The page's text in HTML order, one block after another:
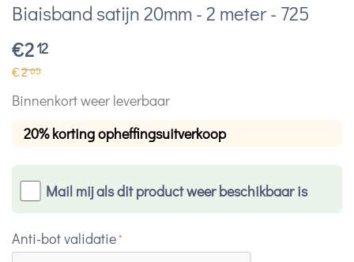
Biaisband satijn 20mm - 2 meter - 725
€212
€265
Binnenkort weer leverbaar
20% korting opheffingsuitverkoop
Mail mij als dit product weer beschikbaar is
Anti-bot validatie